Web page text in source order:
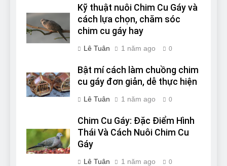
Kỹ thuật nuôi Chim Cu Gáy và
cách lựa chọn, chăm sóc
chim cu gáy hay
Lê Tuân 1 năm ago 0
Bật mí cách làm chuồng chim
cu gáy đơn giản, dễ thực hiện
Lê Tuân 1 năm ago 0
Chim Cu Gáy: Đặc Điểm Hình
Thái Và Cách Nuôi Chim Cu
Gáy
Lê Tuân 1 năm ago 0